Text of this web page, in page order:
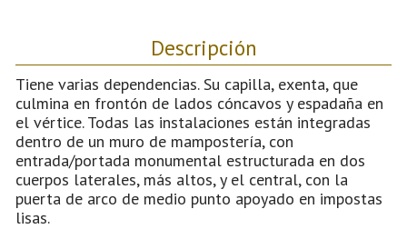
Descripción
Tiene varias dependencias. Su capilla, exenta, que
culmina en frontón de lados cóncavos y espadaña en
el vértice. Todas las instalaciones están integradas
dentro de un muro de mampostería, con
entrada/portada monumental estructurada en dos
cuerpos laterales, más altos, y el central, con la
puerta de arco de medio punto apoyado en impostas
lisas.